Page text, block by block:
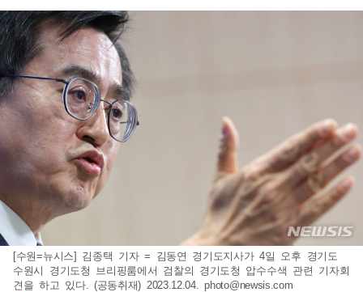
[수원=뉴시스] 김종택 기자 = 김동연 경기도지사가 4일 오후 경기도
수원시 경기도청 브리핑룸에서 검찰의 경기도청 압수수색 관련 기자회
견을 하고 있다. (공동취재) 2023.12.04.photo@newsis.com